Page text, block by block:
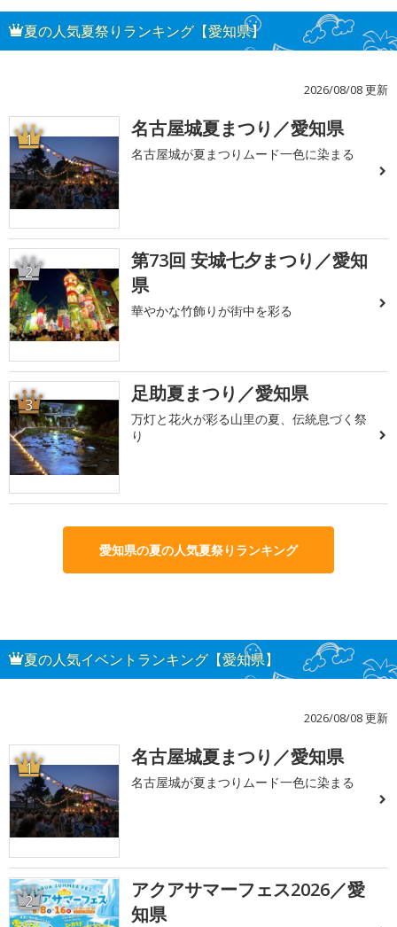
夏の人気夏祭りランキング【愛知県】
2026/08/08 更新
1 名古屋城夏まつり／愛知県
名古屋城が夏まつりムード一色に染まる
2
第73回 安城七夕まつり／愛知
県
華やかな竹飾りが街中を彩る
3 足助夏まつり／愛知県
万灯と花火が彩る山里の夏、伝統息づく祭
り
愛知県の夏の人気夏祭りランキング
夏の人気イベントランキング【愛知県】
2026/08/08 更新
1 名古屋城夏まつり／愛知県
名古屋城が夏まつりムード一色に染まる
2
アクアサマーフェス2026／愛
知県